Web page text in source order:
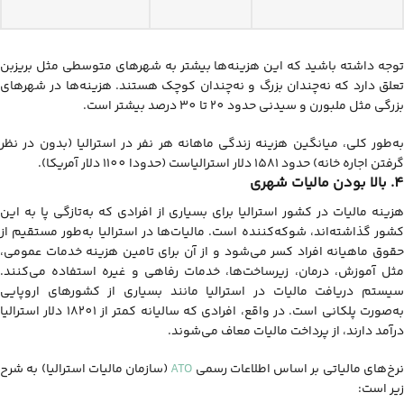
توجه داشته باشید که این هزینه‌ها بیشتر به شهرهای متوسطی مثل بریزبن
تعلق دارد که نه‌چندان بزرگ و نه‌چندان کوچک هستند. هزینه‌ها در شهرهای
بزرگی مثل ملبورن و سیدنی حدود 20 تا 30 درصد بیشتر است.
به‌طور کلی، میانگین هزینه زندگی ماهانه هر نفر در استرالیا (بدون در نظر
گرفتن اجاره خانه) حدود 1581 دلار استرالیاست (حدودا 1100 دلار آمریکا).
4. بالا بودن مالیات شهری
هزینه مالیات در کشور استرالیا برای بسیاری از افرادی که به‌تازگی پا به این
کشور گذاشته‌اند، شوکه‌کننده است. مالیات‌ها در استرالیا به‌طور مستقیم از
حقوق ماهیانه افراد کسر می‌شود و از آن برای تامین هزینه خدمات عمومی،
مثل آموزش، درمان، زیرساخت‌ها، خدمات رفاهی و غیره استفاده می‌کنند.
سیستم دریافت مالیات در استرالیا مانند بسیاری از کشورهای اروپایی
به‌صورت پلکانی است. در واقع، افرادی که سالیانه کمتر از 18201 دلار استرالیا
درآمد دارند، از پرداخت مالیات معاف می‌شوند.
نرخ‌های مالیاتی بر اساس اطلاعات رسمی ATO (سازمان مالیات استرالیا) به شرح
زیر است: